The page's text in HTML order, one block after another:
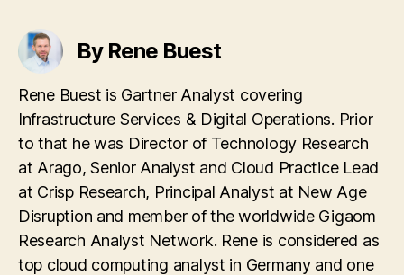
By Rene Buest
Rene Buest is Gartner Analyst covering
Infrastructure Services & Digital Operations. Prior
to that he was Director of Technology Research
at Arago, Senior Analyst and Cloud Practice Lead
at Crisp Research, Principal Analyst at New Age
Disruption and member of the worldwide Gigaom
Research Analyst Network. Rene is considered as
top cloud computing analyst in Germany and one